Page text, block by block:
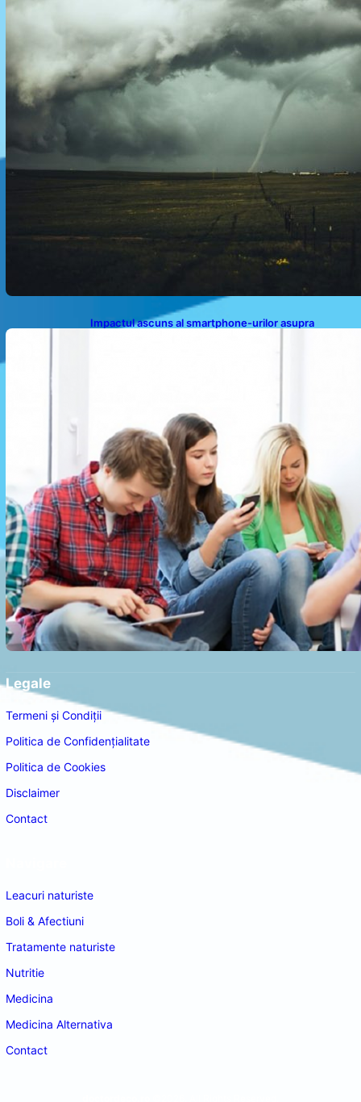
Impactul ascuns al smartphone-urilor asupra
Legale
Termeni și Condiții
Politica de Confidențialitate
Politica de Cookies
Disclaimer
Contact
Leacuri naturiste
Boli & Afectiuni
Tratamente naturiste
Nutritie
Medicina
Medicina Alternativa
Contact